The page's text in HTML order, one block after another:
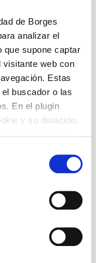
de Borges
analizar el
que supone captar
visitante web con
Estas
buscador o las
En el plugin
y su duración.
en el navegador.
navegar en
que aún
Google